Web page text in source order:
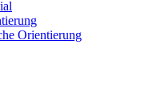
Orientierung